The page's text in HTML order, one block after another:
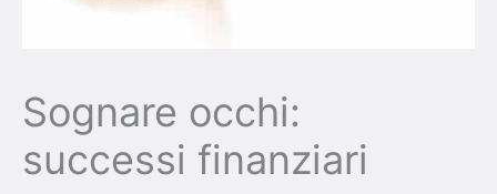
Sognare occhi:
successi finanziari